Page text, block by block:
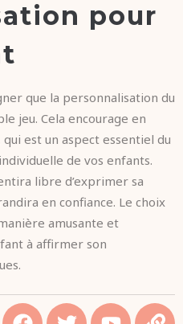
pour
que la personnalisation du
jeu. Cela encourage en
est un aspect essentiel du
de vos enfants.
libre d’exprimer sa
en confiance. Le choix
amusante et
à affirmer son